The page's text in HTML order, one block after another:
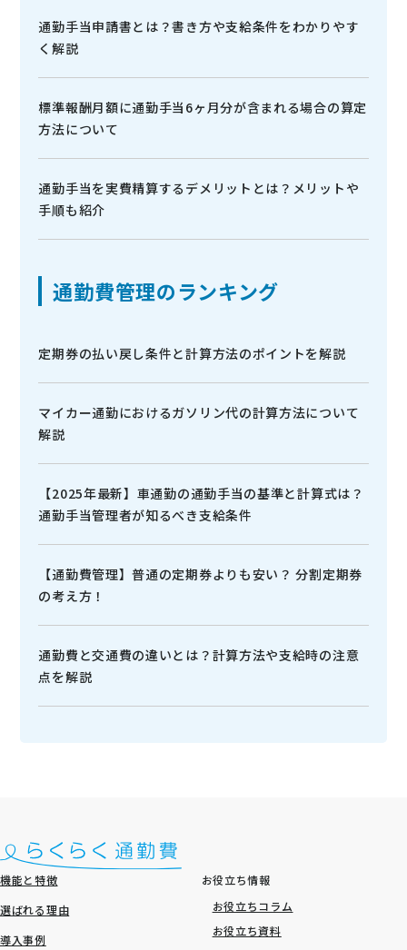
通勤手当申請書とは？書き方や支給条件をわかりやす
く解説
標準報酬月額に通勤手当6ヶ月分が含まれる場合の算定
方法について
通勤手当を実費精算するデメリットとは？メリットや
手順も紹介
通勤費管理のランキング
定期券の払い戻し条件と計算方法のポイントを解説
マイカー通勤におけるガソリン代の計算方法について
解説
【2025年最新】車通勤の通勤手当の基準と計算式は？
通勤手当管理者が知るべき支給条件
【通勤費管理】普通の定期券よりも安い？ 分割定期券
の考え方！
通勤費と交通費の違いとは？計算方法や支給時の注意
点を解説
機能と特徴
選ばれる理由
導入事例
お役立ち情報
お役立ちコラム
お役立ち資料